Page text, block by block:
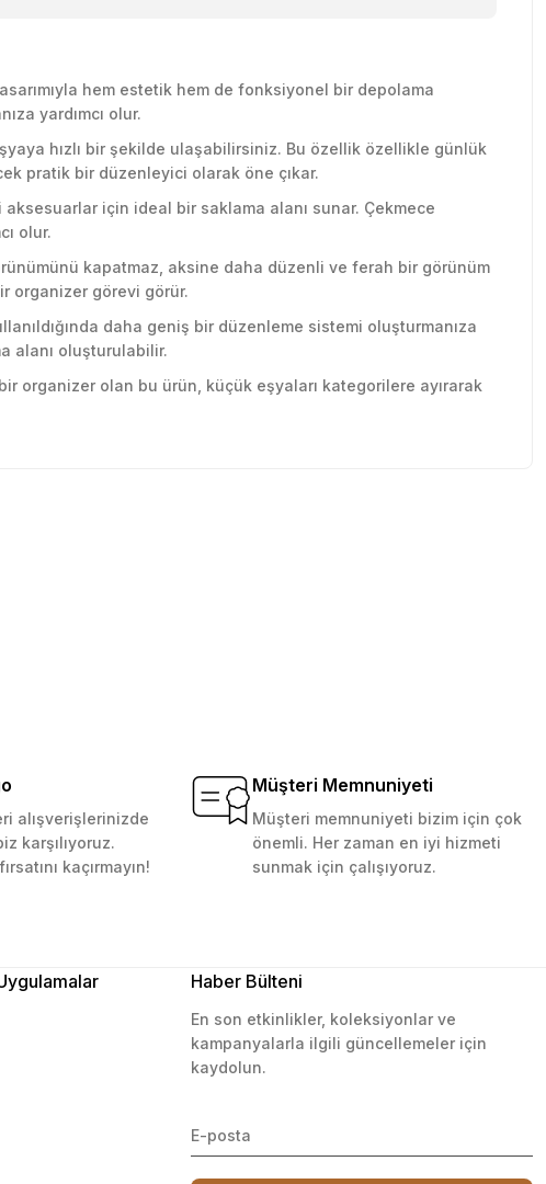
hem estetik hem de fonksiyonel bir depolama
yardımcı olur.
hızlı bir şekilde ulaşabilirsiniz. Bu özellik özellikle günlük
pratik bir düzenleyici olarak öne çıkar.
için ideal bir saklama alanı sunar. Çekmece
olur.
kapatmaz, aksine daha düzenli ve ferah bir görünüm
organizer görevi görür.
daha geniş bir düzenleme sistemi oluşturmanıza
alanı oluşturulabilir.
organizer olan bu ürün, küçük eşyaları kategorilere ayırarak
alışverişlerinizde
karşılıyoruz.
kaçırmayın!
Müşteri Memnuniyeti
Müşteri memnuniyeti bizim için çok
önemli. Her zaman en iyi hizmeti
sunmak için çalışıyoruz.
Haber Bülteni
En son etkinlikler, koleksiyonlar ve
kampanyalarla ilgili güncellemeler için
kaydolun.